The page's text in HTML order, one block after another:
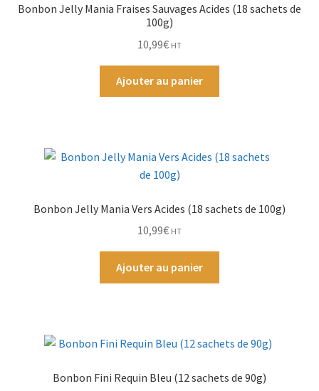
Bonbon Jelly Mania Fraises Sauvages Acides (18 sachets de
100g)
10,99€ HT
Ajouter au panier
Bonbon Jelly Mania Vers Acides (18 sachets de 100g)
10,99€ HT
Ajouter au panier
Bonbon Fini Requin Bleu (12 sachets de 90g)